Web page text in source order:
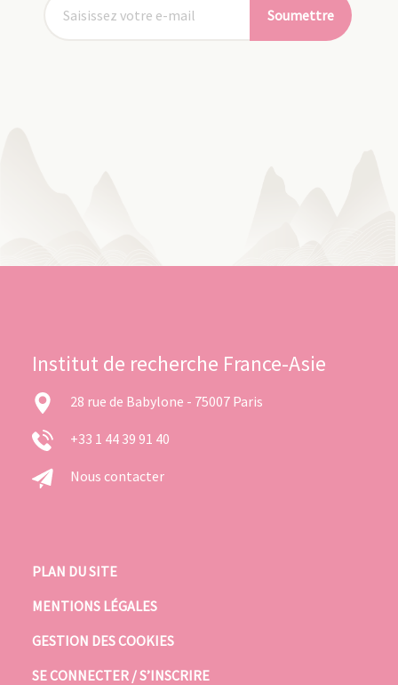
Soumettre
Institut de recherche France-Asie
28 rue de Babylone - 75007 Paris
+33 1 44 39 91 40
Nous contacter
PLAN DU SITE
MENTIONS LÉGALES
GESTION DES COOKIES
SE CONNECTER / S’INSCRIRE